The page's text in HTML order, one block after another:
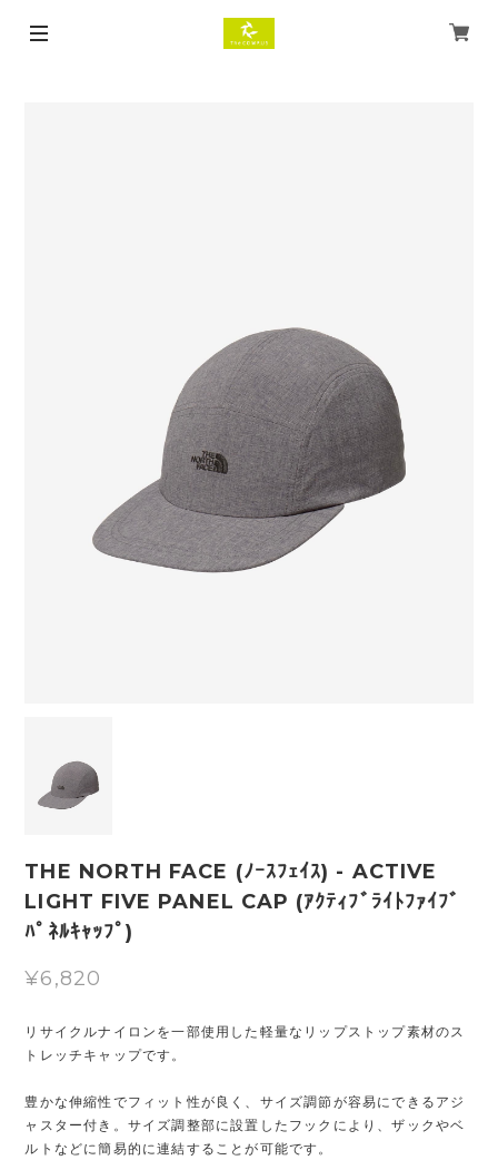
THE NORTH FACE (ﾉｰｽﾌｪｲｽ) - ACTIVE
LIGHT FIVE PANEL CAP (ｱｸﾃｨﾌﾞﾗｲﾄﾌｧｲﾌﾞ
ﾊﾟﾈﾙｷｬｯﾌﾟ)
¥6,820
リサイクルナイロンを一部使用した軽量なリップストップ素材のス
トレッチキャップです。
豊かな伸縮性でフィット性が良く、サイズ調節が容易にできるアジ
ャスター付き。サイズ調整部に設置したフックにより、ザックやベ
ルトなどに簡易的に連結することが可能です。